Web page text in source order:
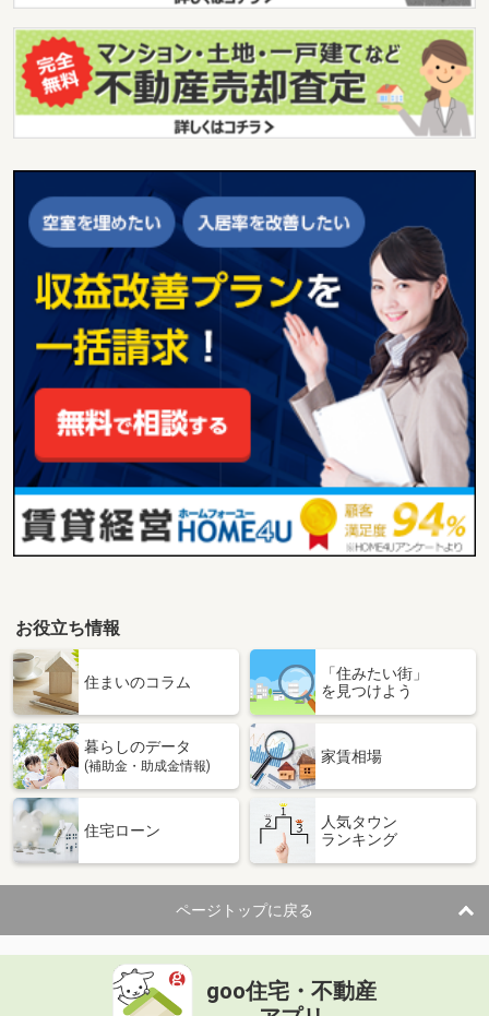
お役立ち情報
住まいのコラム
「住みたい街」
を見つけよう
暮らしのデータ
(補助金・助成金情報)
家賃相場
住宅ローン
人気タウン
ランキング
ページトップに戻る
goo住宅・不動産